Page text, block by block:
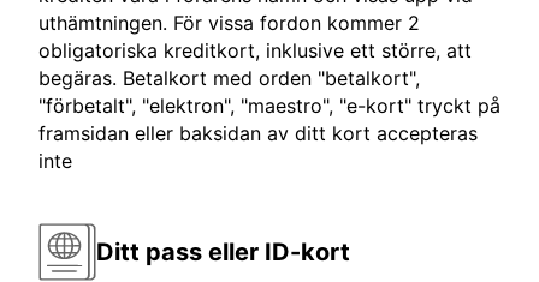
uthämtningen. För vissa fordon kommer 2
obligatoriska kreditkort, inklusive ett större, att
begäras. Betalkort med orden "betalkort",
"förbetalt", "elektron", "maestro", "e-kort" tryckt på
framsidan eller baksidan av ditt kort accepteras
inte
Ditt pass eller ID-kort